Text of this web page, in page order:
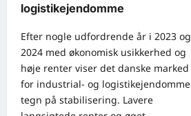
logistikejendomme
Efter nogle udfordrende år i 2023 og
2024 med økonomisk usikkerhed og
høje renter viser det danske marked
for industrial- og logistikejendomme
tegn på stabilisering. Lavere